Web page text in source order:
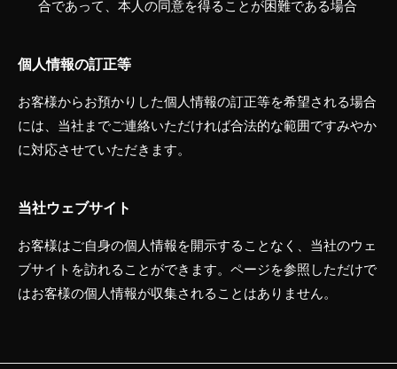
合であって、本人の同意を得ることが困難である場合
個人情報の訂正等
お客様からお預かりした個人情報の訂正等を希望される場合
には、当社までご連絡いただければ合法的な範囲ですみやか
に対応させていただきます。
当社ウェブサイト
お客様はご自身の個人情報を開示することなく、当社のウェ
ブサイトを訪れることができます。ページを参照しただけで
はお客様の個人情報が収集されることはありません。